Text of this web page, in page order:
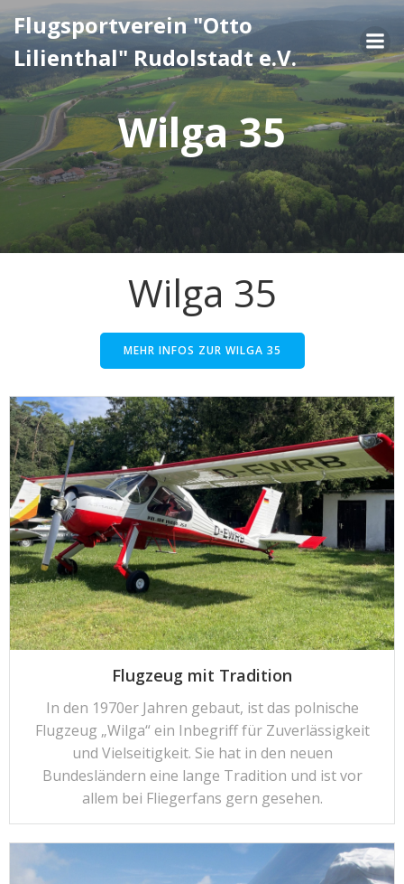
Zum
Inhalt
springen
Flugsportverein "Otto
Lilienthal" Rudolstadt e.V.
Wilga 35
Wilga 35
MEHR INFOS ZUR WILGA 35
Flugzeug mit Tradition
In den 1970er Jahren gebaut, ist das polnische
Flugzeug „Wilga“ ein Inbegriff für Zuverlässigkeit
und Vielseitigkeit. Sie hat in den neuen
Bundesländern eine lange Tradition und ist vor
allem bei Fliegerfans gern gesehen.